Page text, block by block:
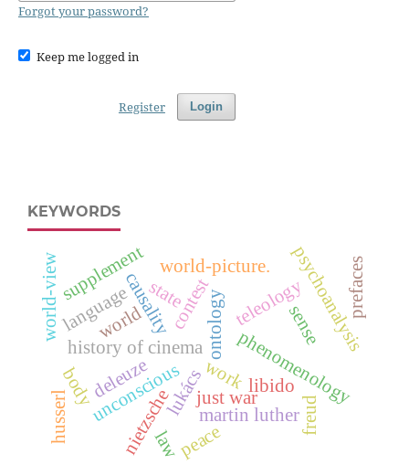
Forgot your password?
Keep me logged in
Login
Register
KEYWORDS
lukács
ontology
work
causality teleology
phenomenology
history of cinema
just war
martin lutherfreud
psychoanalysis
libido
unconscious
contest
nietzsche
deleuze
prefaces
language sense
supplement
body
world-view world-picture.
state
world
husserl peace
law